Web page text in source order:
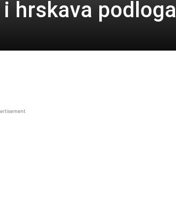
hrskava podloga